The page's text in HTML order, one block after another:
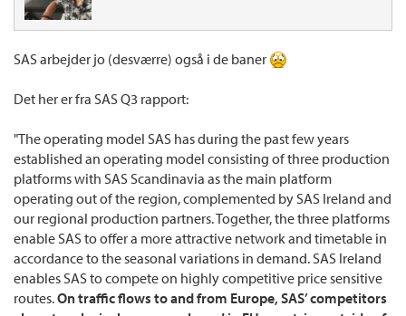
SAS arbejder jo (desværre) også i de baner
Det her er fra SAS Q3 rapport:
"The operating model SAS has during the past few years
established an operating model consisting of three production
platforms with SAS Scandinavia as the main platform
operating out of the region, complemented by SAS Ireland and
our regional production partners. Together, the three platforms
enable SAS to offer a more attractive network and timetable in
accordance to the seasonal variations in demand. SAS Ireland
enables SAS to compete on highly competitive price sensitive
routes.On traffic flows to and from Europe, SAS’ competitors